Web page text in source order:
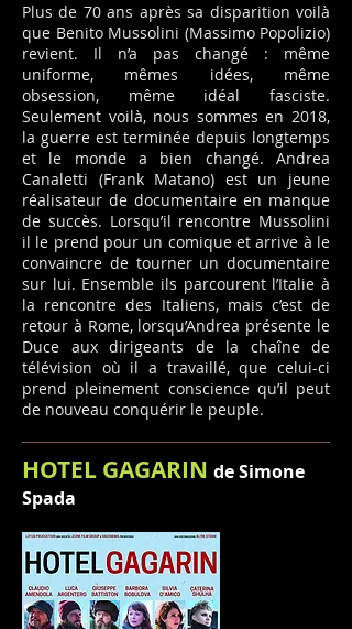
Plus de 70 ans après sa disparition voilà
que Benito Mussolini (Massimo Popolizio)
revient. Il n’a pas changé : même
uniforme, mêmes idées, même
obsession, même idéal fasciste.
Seulement voilà, nous sommes en 2018,
la guerre est terminée depuis longtemps
et le monde a bien changé. Andrea
Canaletti (Frank Matano) est un jeune
réalisateur de documentaire en manque
de succès. Lorsqu’il rencontre Mussolini
il le prend pour un comique et arrive à le
convaincre de tourner un documentaire
sur lui. Ensemble ils parcourent l’Italie à
la rencontre des Italiens, mais c’est de
retour à Rome, lorsqu’Andrea présente le
Duce aux dirigeants de la chaîne de
télévision où il a travaillé, que celui-ci
prend pleinement conscience qu’il peut
de nouveau conquérir le peuple.
HOTEL GAGARIN de Simone
Spada